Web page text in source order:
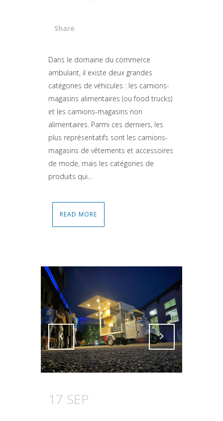
Share
Attiva comando
Dans le domaine du commerce
ambulant, il existe deux grandes
catégories de véhicules : les camions-
magasins alimentaires (ou food trucks)
et les camions-magasins non
alimentaires. Parmi ces derniers, les
plus représentatifs sont les camions-
magasins de vêtements et accessoires
de mode, mais les catégories de
produits qui...
READ MORE
Attiva comando Attiva comando
17 SEP